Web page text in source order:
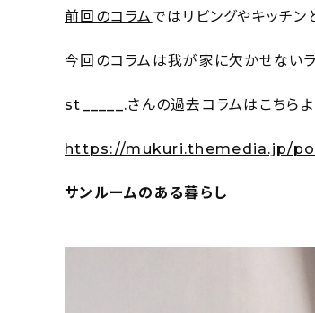
前回のコラムではリビングやキッチン
今回のコラムは我が家に欠かせない
st_____.さんの過去コラムはこちらよ
https://mukuri.themedia.jp/
サンルームのある暮らし